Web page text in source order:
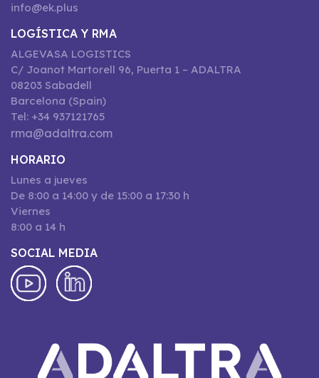
info@ek.plus
LOGÍSTICA Y RMA
ALGEVASA LOGISTICS
C/ Joanot Martorell 96, Puerta 1 – ADALTRA
08203 Sabadell
Barcelona (Spain)
Tel: +34 937121765
rma@adaltra.com
HORARIO
Lunes a jueves
De 8:00 a 14:00 y de 15:00 a 17:30 h
Viernes
8:00 a 14 h
SOCIAL MEDIA